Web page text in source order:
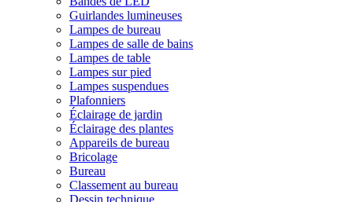
Guirlandes lumineuses
Lampes de bureau
Lampes de salle de bains
Lampes de table
Lampes sur pied
Lampes suspendues
Plafonniers
Éclairage de jardin
Éclairage des plantes
Appareils de bureau
Bricolage
Bureau
Classement au bureau
Dessin technique